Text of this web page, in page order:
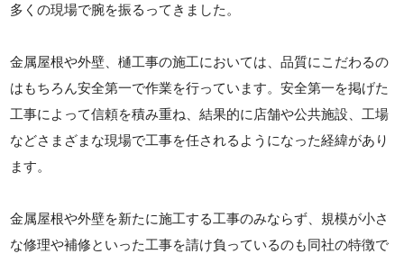
多くの現場で腕を振るってきました。
金属屋根や外壁、樋工事の施工においては、品質にこだわるの
はもちろん安全第一で作業を行っています。安全第一を掲げた
工事によって信頼を積み重ね、結果的に店舗や公共施設、工場
などさまざまな現場で工事を任されるようになった経緯があり
ます。
金属屋根や外壁を新たに施工する工事のみならず、規模が小さ
な修理や補修といった工事を請け負っているのも同社の特徴で